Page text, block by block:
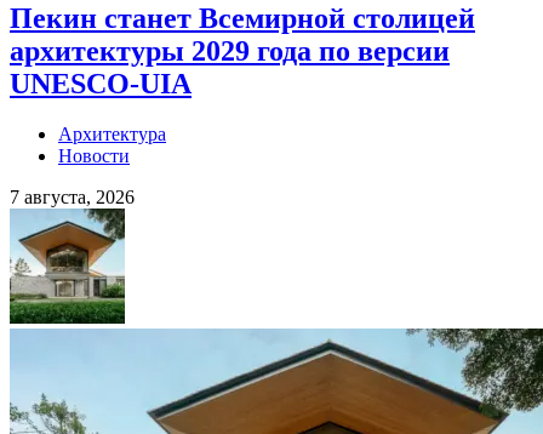
Пекин станет Всемирной столицей
архитектуры 2029 года по версии
UNESCO-UIA
Архитектура
Новости
7 августа, 2026